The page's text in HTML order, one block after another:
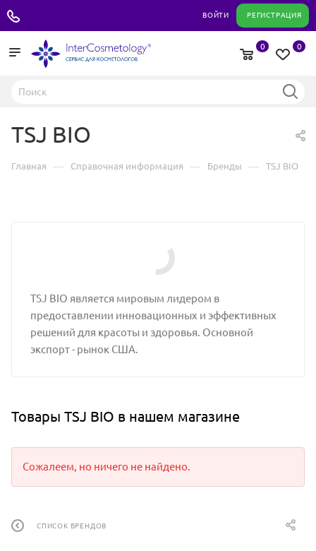
ВОЙТИ РЕГИСТРАЦИЯ
0
0
TSJ BIO
Главная — Справочная информация — Бренды — TSJ BIO
TSJ BIO является мировым лидером в
предоставлении инновационных и эффективных
решений для красоты и здоровья. Основной
экспорт - рынок США.
Товары TSJ BIO в нашем магазине
Сожалеем, но ничего не найдено.
СПИСОК БРЕНДОВ